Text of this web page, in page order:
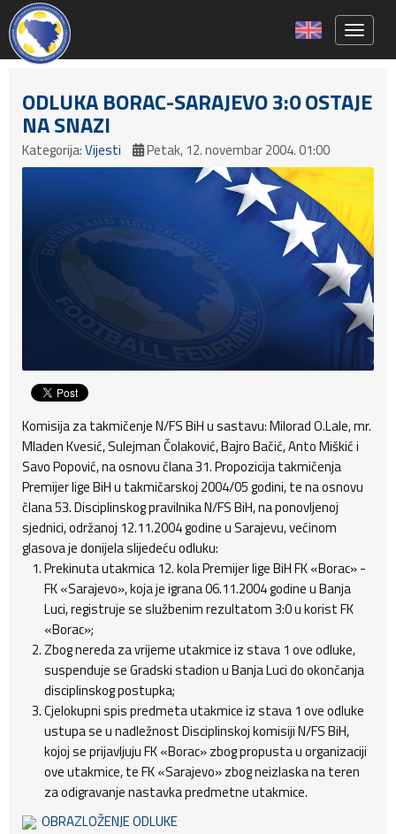
ODLUKA BORAC-SARAJEVO 3:0 OSTAJE
NA SNAZI
Kategorija:Vijesti Petak, 12. novembar 2004. 01:00
Komisija za takmičenje N/FS BiH u sastavu: Milorad O.Lale, mr.
Mladen Kvesić, Sulejman Čolaković, Bajro Bačić, Anto Miškić i
Savo Popović, na osnovu člana 31. Propozicija takmičenja
Premijer lige BiH u takmičarskoj 2004/05 godini, te na osnovu
člana 53. Disciplinskog pravilnika N/FS BiH, na ponovljenoj
sjednici, održanoj 12.11.2004 godine u Sarajevu, većinom
glasova je donijela slijedeću odluku:
Prekinuta utakmica 12. kola Premijer lige BiH FK «Borac» -
FK «Sarajevo», koja je igrana 06.11.2004 godine u Banja
Luci, registruje se službenim rezultatom 3:0 u korist FK
«Borac»;
Zbog nereda za vrijeme utakmice iz stava 1 ove odluke,
suspenduje se Gradski stadion u Banja Luci do okončanja
disciplinskog postupka;
Cjelokupni spis predmeta utakmice iz stava 1 ove odluke
ustupa se u nadležnost Disciplinskoj komisiji N/FS BiH,
kojoj se prijavljuju FK «Borac» zbog propusta u organizaciji
ove utakmice, te FK «Sarajevo» zbog neizlaska na teren
za odigravanje nastavka predmetne utakmice.
OBRAZLOŽENJE ODLUKE